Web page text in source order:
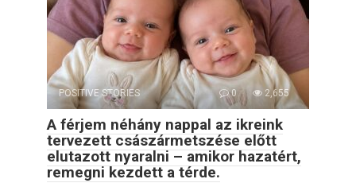
POSITIVE STORIES 0 2,655
A férjem néhány nappal az ikreink
tervezett császármetszése előtt
elutazott nyaralni – amikor hazatért,
remegni kezdett a térde.